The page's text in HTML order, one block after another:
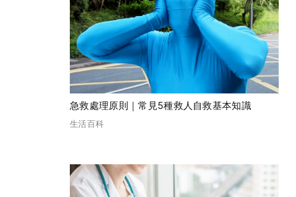
急救處理原則｜常見5種救人自救基本知識
生活百科